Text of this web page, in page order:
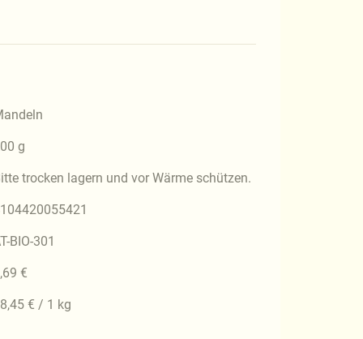
g
trocken lagern und vor Wärme schützen.
BIO-301
€
€ / 1 kg